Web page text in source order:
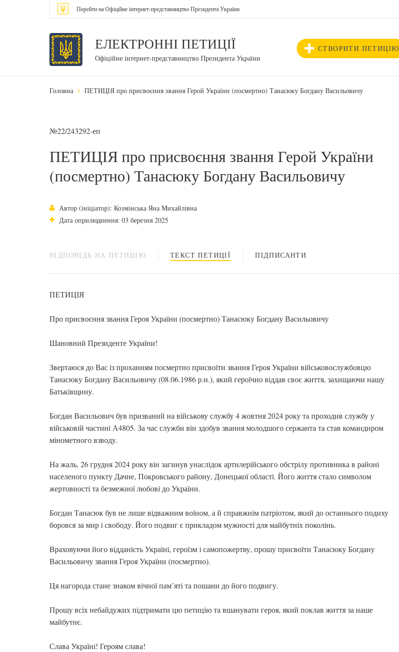
Перейти на Офіційне інтернет-представництво Президента України
ЕЛЕКТРОННІ ПЕТИЦІЇ
Офіційне інтернет-представництво Президента України
СТВОРИТИ ПЕТИЦІЮ
Головна ПЕТИЦІЯ про присвоєння звання Герой України (посмертно) Танасюку Богдану Васильовичу
№22/243292-еп
ПЕТИЦІЯ про присвоєння звання Герой України
(посмертно) Танасюку Богдану Васильовичу
Автор (ініціатор): Козмінська Яна Михайлівна
Дата оприлюднення: 03 березня 2025
ВІДПОВІДЬ НА ПЕТИЦІЮ ТЕКСТ ПЕТИЦІЇ ПІДПИСАНТИ
ПЕТИЦІЯ
Про присвоєння звання Героя України (посмертно) Танасюку Богдану Васильовичу
Шановний Президенте України!
Звертаюся до Вас із проханням посмертно присвоїти звання Героя України військовослужбовцю
Танасюку Богдану Васильовичу (08.06.1986 р.н.), який героїчно віддав своє життя, захищаючи нашу
Батьківщину.
Богдан Васильович був призваний на військову службу 4 жовтня 2024 року та проходив службу у
військовій частині А4805. За час служби він здобув звання молодшого сержанта та став командиром
мінометного взводу.
На жаль, 26 грудня 2024 року він загинув унаслідок артилерійського обстрілу противника в районі
населеного пункту Дачне, Покровського району, Донецької області. Його життя стало символом
жертовності та безмежної любові до України.
Богдан Танасюк був не лише відважним воїном, а й справжнім патріотом, який до останнього подиху
боровся за мир і свободу. Його подвиг є прикладом мужності для майбутніх поколінь.
Враховуючи його відданість Україні, героїзм і самопожертву, прошу присвоїти Танасюку Богдану
Васильовичу звання Героя України (посмертно).
Ця нагорода стане знаком вічної пам’яті та пошани до його подвигу.
Прошу всіх небайдужих підтримати цю петицію та вшанувати героя, який поклав життя за наше
майбутнє.
Слава Україні! Героям слава!